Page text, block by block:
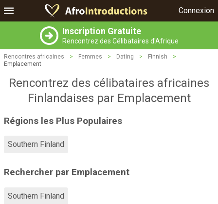
Connexion
Inscription Gratuite
Rencontrez des Célibataires d'Afrique
Rencontres africaines > Femmes > Dating > Finnish
>
Emplacement
Rencontrez des célibataires africaines
Finlandaises par Emplacement
Régions les Plus Populaires
Southern Finland
Rechercher par Emplacement
Southern Finland